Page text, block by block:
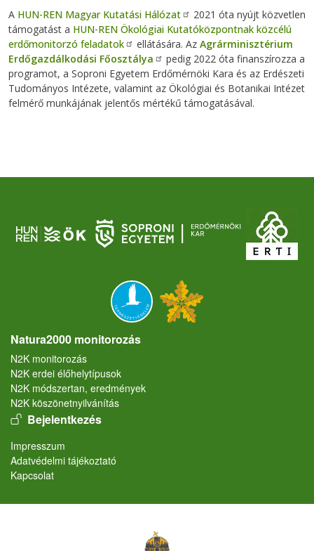
A HUN-REN Magyar Kutatási Hálózat
2021 óta nyújt közvetlen
támogatást a HUN-REN Ökológiai Kutatóközpontnak közcélú
erdőmonitorzó feladatok
ellátására. Az Agrárminisztérium
Erdőgazdálkodási Főosztálya
pedig 2022 óta finanszírozza a
programot, a Soproni Egyetem Erdőmérnöki Kara és az Erdészeti
Tudományos Intézete, valamint az Ökológiai és Botanikai Intézet
felmérő munkájának jelentős mértékű támogatásával.
Natura2000 monitorozás
N2K monitorozás
N2K erdei élőhelytípusok
N2K módszertan, eredmények
N2K köszönetnyilvánítás
User account menu
Bejelentkezés
Lábléc
Impresszum
Adatvédelmi tájékoztató
Kapcsolat